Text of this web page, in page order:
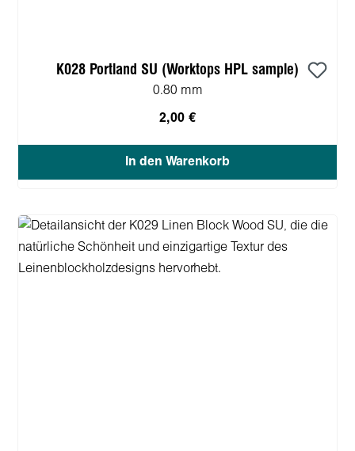
K028 Portland SU (Worktops HPL sample)
0.80 mm
2,00 €
In den Warenkorb